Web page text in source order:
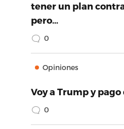
tener un plan
pero…
0
Opiniones
Voy a Trump y pago
0